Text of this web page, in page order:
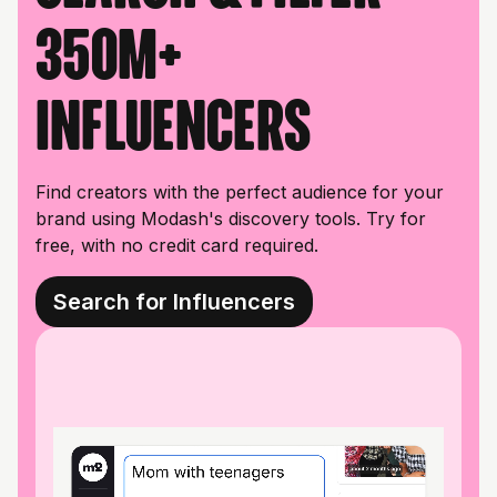
350M+
influencers
Find creators with the perfect audience for your
brand using Modash's discovery tools. Try for
free, with no credit card required.
Search for Influencers